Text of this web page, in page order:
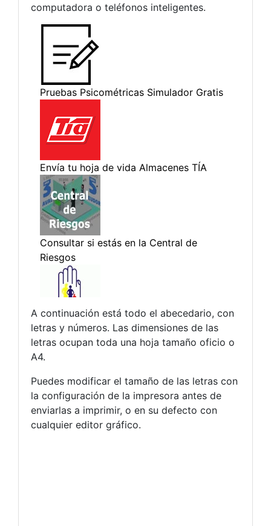
computadora o teléfonos inteligentes.
A continuación está todo el abecedario, con
letras y números. Las dimensiones de las
letras ocupan toda una hoja tamaño oficio o
A4.
Puedes modificar el tamaño de las letras con
la configuración de la impresora antes de
enviarlas a imprimir, o en su defecto con
cualquier editor gráfico.